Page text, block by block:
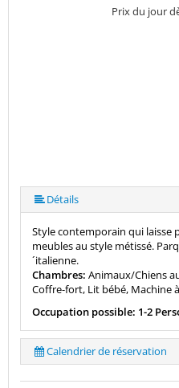
Prix du jour
Détails
Style contemporain qui laisse
meubles au style métissé.
´italienne.
Chambres: Animaux/Chiens
Coffre-fort, Lit bébé, Machine
Occupation possible: 1-2
Calendrier de réservation